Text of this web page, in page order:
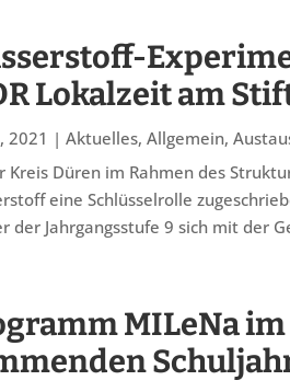
Lokalzeit am
2021 |Aktuelles,Allgemein,
Kreis Düren im Rahmen des
eine Schlüsselrolle
der Jahrgangsstufe 9 sich mit der
MILeNa im